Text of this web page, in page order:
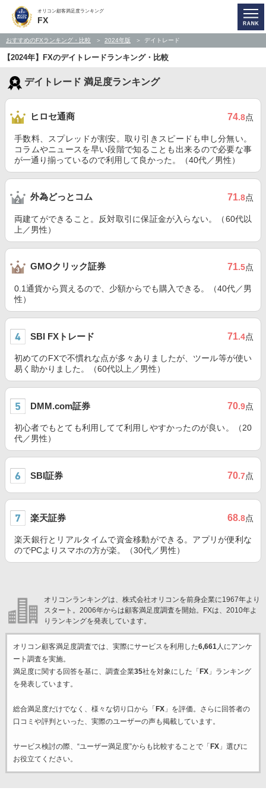
オリコン顧客満足度ランキング
FX
おすすめのFXランキング・比較 2024年版 デイトレード
【2024年】FXのデイトレードランキング・比較
デイトレード 満足度ランキング
ヒロセ通商 74.8点
手数料、スプレッドが割安。取り引きスピードも申し分無い。
コラムやニュースを早い段階で知ることも出来るので必要な事
が一通り揃っているので利用して良かった。（40代／男性）
外為どっとコム 71.8点
両建てができること。反対取引に保証金が入らない。（60代以
上／男性）
GMOクリック証券 71.5点
0.1通貨から買えるので、少額からでも購入できる。（40代／男
性）
SBI FXトレード 71.4点
初めてのFXで不慣れな点が多々ありましたが、ツール等が使い
易く助かりました。（60代以上／男性）
DMM.com証券 70.9点
初心者でもとても利用してて利用しやすかったのが良い。（20
代／男性）
SBI証券 70.7点
楽天証券 68.8点
楽天銀行とリアルタイムで資金移動ができる。アプリが便利な
のでPCよりスマホの方が楽。（30代／男性）
オリコンランキングは、株式会社オリコンを前身企業に1967年より
スタート。2006年からは顧客満足度調査を開始。FXは、2010年よ
りランキングを発表しています。
オリコン顧客満足度調査では、実際にサービスを利用した6,661人にアンケ
ート調査を実施。
満足度に関する回答を基に、調査企業35社を対象にした「 FX」ランキング
を発表しています。
総合満足度だけでなく、様々な切り口から「 FX」を評価。さらに回答者の
口コミや評判といった、実際のユーザーの声も掲載しています。
サービス検討の際、“ユーザー満足度”からも比較することで「 FX」選びに
お役立てください。